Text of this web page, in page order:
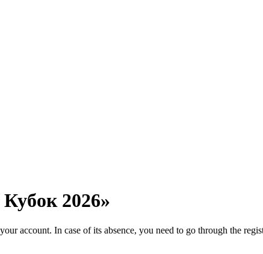
2026»
account. In case of its absence, you need to go through the